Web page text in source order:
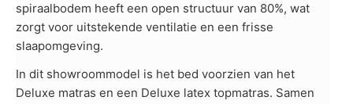
spiraalbodem heeft een open structuur van 80%, wat
zorgt voor uitstekende ventilatie en een frisse
slaapomgeving.
In dit showroommodel is het bed voorzien van het
Deluxe matras en een Deluxe latex topmatras. Samen